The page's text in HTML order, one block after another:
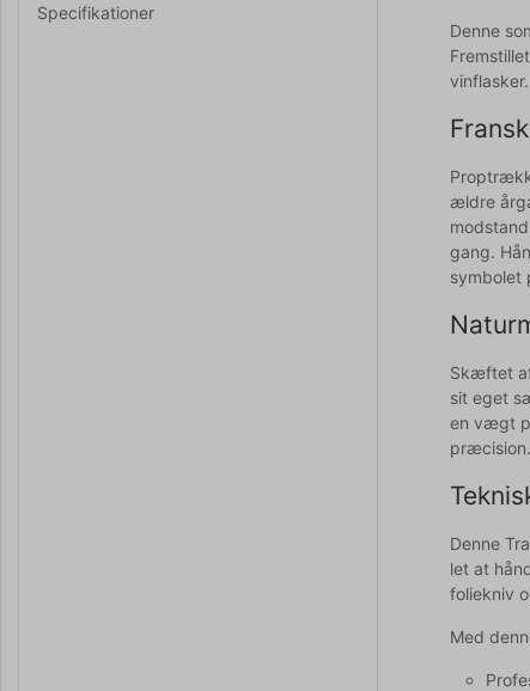
Specifikationer
Denne
ældre
gang.
symbolet
Skæftet
sit eget
en vægt
Denne
let at
foliekniv
Med